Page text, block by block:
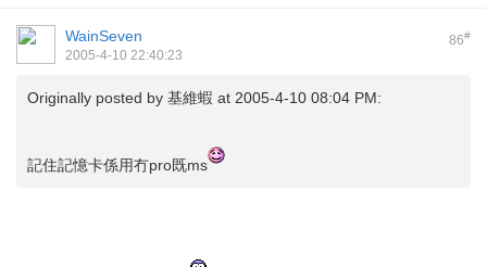
86#
WainSeven
2005-4-10 22:40:23
Originally posted by 基維蝦 at 2005-4-10 08:04 PM:
記住記憶卡係用冇pro既ms